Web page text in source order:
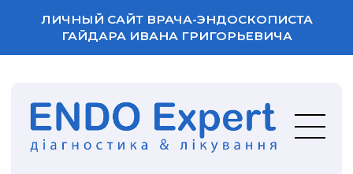
ЛИЧНЫЙ САЙТ ВРАЧА-ЭНДОСКОПИСТА
ГАЙДАРА ИВАНА ГРИГОРЬЕВИЧА